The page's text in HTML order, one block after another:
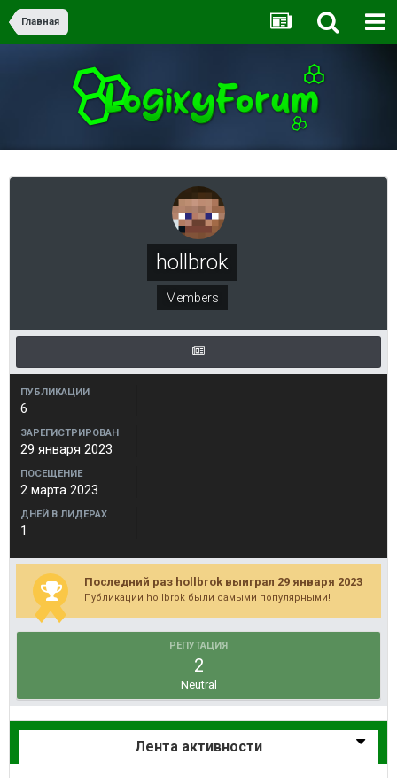
Главная
hollbrok
Members
ПУБЛИКАЦИИ
6
ЗАРЕГИСТРИРОВАН
29 января 2023
ПОСЕЩЕНИЕ
2 марта 2023
ДНЕЙ В ЛИДЕРАХ
1
Последний раз hollbrok выиграл 29 января 2023
Публикации hollbrok были самыми популярными!
РЕПУТАЦИЯ
2
Neutral
Лента активности